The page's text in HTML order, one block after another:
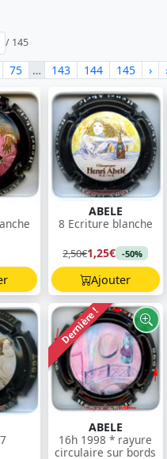
/ 145
75 … 143 144 145 ›
ABELE
8 Ecriture blanche
2,50€1,25€ -50%
Ajouter
Dernière !
ABELE
16h 1998 * rayure
circulaire sur bords